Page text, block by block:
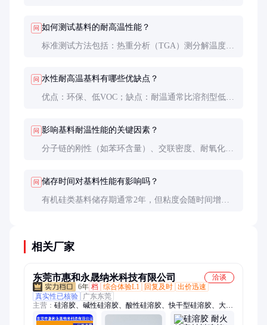
能与成本。
问 如何测试基料的耐高温性能？
标准测试方法包括：热重分析（TGA）测分解温度，
性）。
问 水性耐高温基料有哪些优缺点？
优点：环保、低VOC；缺点：耐温通常比溶剂型低
问 影响基料耐温性能的关键因素？
分子链的刚性（如苯环含量）、交联密度、耐氧化基
问 储存时间对基料性能有影响吗？
有机硅类基料储存期通常2年，但粘度会随时间增
相关厂家
东莞市惠和永晟纳米科技有限公司
洽谈
6年 档 综合体验L1 回复及时 出价迅速
真实性已核验
广东东莞
主营： 硅溶胶、碱性硅溶胶、酸性硅溶胶、快干型硅溶胶、大粒
径硅溶胶、超高纯度硅溶胶、阳离子硅溶胶